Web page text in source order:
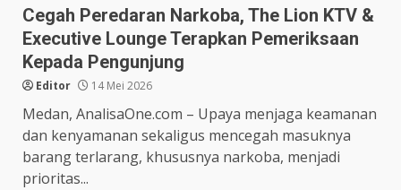
Cegah Peredaran Narkoba, The Lion KTV &
Executive Lounge Terapkan Pemeriksaan
Kepada Pengunjung
Editor 14 Mei 2026
Medan, AnalisaOne.com – Upaya menjaga keamanan
dan kenyamanan sekaligus mencegah masuknya
barang terlarang, khususnya narkoba, menjadi
prioritas...